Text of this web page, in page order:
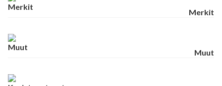
Merkit
Muut